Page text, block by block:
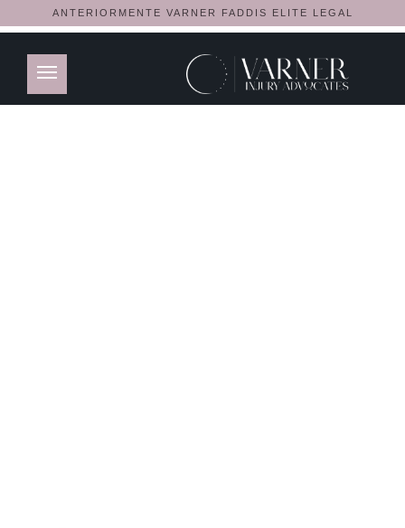
ANTERIORMENTE VARNER FADDIS ELITE LEGAL